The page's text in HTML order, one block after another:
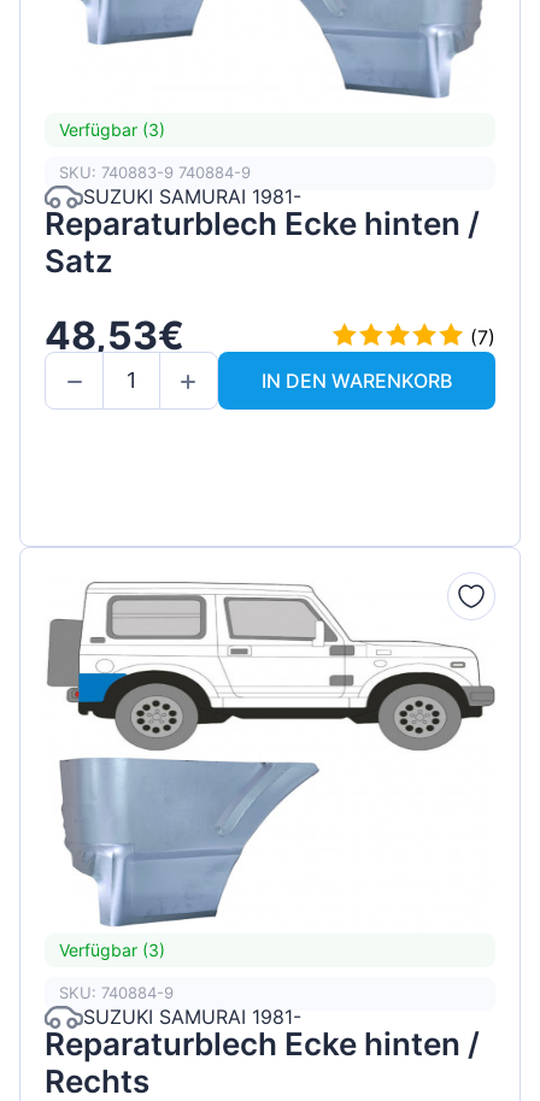
Verfügbar (3)
SKU: 740883-9 740884-9
SUZUKI SAMURAI 1981-
Reparaturblech Ecke hinten /
Satz
48,53€
(7)
IN DEN WARENKORB
Verfügbar (3)
SKU: 740884-9
SUZUKI SAMURAI 1981-
Reparaturblech Ecke hinten /
Rechts